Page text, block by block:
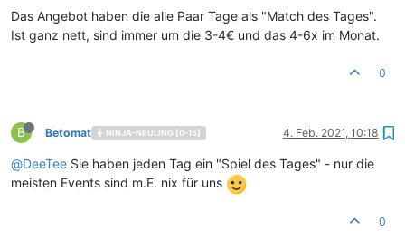
Das Angebot haben die alle Paar Tage als "Match des Tages".
Ist ganz nett, sind immer um die 3-4€ und das 4-6x im Monat.
0
B Betomat NINJA-NEULING [0-15] 4. Feb. 2021, 10:18
@DeeTee Sie haben jeden Tag ein "Spiel des Tages" - nur die
meisten Events sind m.E. nix für uns
0